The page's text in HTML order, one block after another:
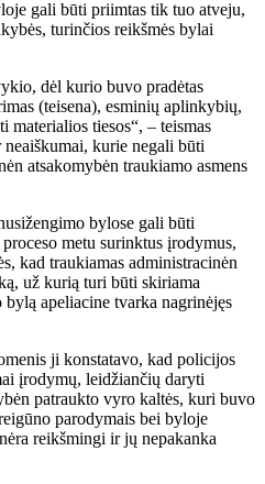
gali būti priimtas tik tuo atveju,
turinčios reikšmės bylai
dėl kurio buvo pradėtas
(teisena), esminių aplinkybių,
materialios tiesos“, – teismas
kurie negali būti
atsakomybėn traukiamo asmens
bylose gali būti
metu surinktus įrodymus,
kad traukiamas administracinėn
už kurią turi būti skiriama
apeliacine tvarka nagrinėjęs
ji konstatavo, kad policijos
įrodymų, leidžiančių daryti
patraukto vyro kaltės, kuri buvo
parodymais bei byloje
reikšmingi ir jų nepakanka